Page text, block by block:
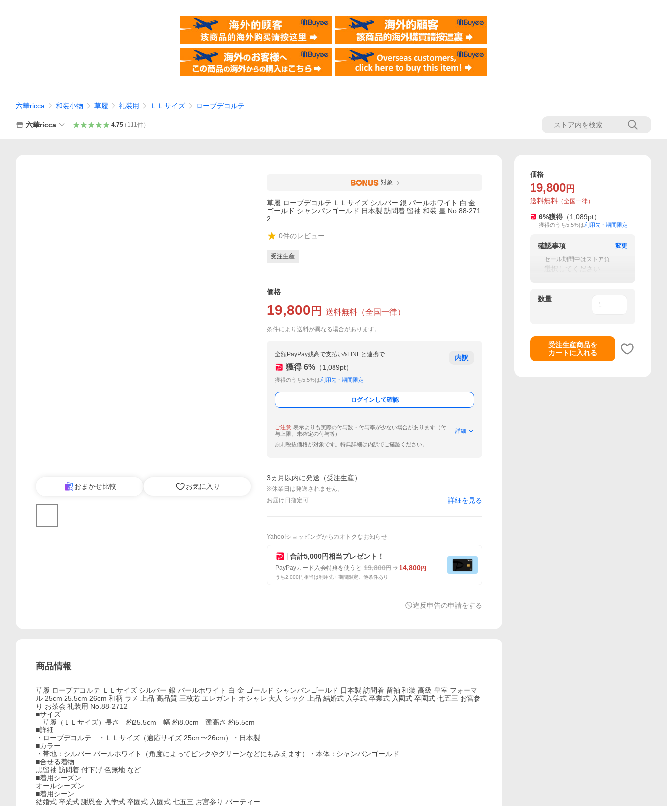
六華ricca 和装小物 草履 礼装用 ＬＬサイズ ローブデコルテ
六華ricca 4.75（ 111件）
おまかせ比較 お気に入り
対象
草履 ローブデコルテ ＬＬサイズ シルバー 銀 パールホワイト 白 金
ゴールド シャンパンゴールド 日本製 訪問着 留袖 和装 皇 No.88-271
2
0件のレビュー
受注生産
価格
19,800 円 送料無料 （全国一律）
条件により送料が異なる場合があります。
全額PayPay残高で支払い&LINEと連携で
獲得 6% （1,089pt）
獲得のうち5.5%は利用先・期間限定
内訳
ログインして確認
ご注意 表示よりも実際の付与数・付与率が少ない場合があります（付
与上限、未確定の付与等）
詳細
原則税抜価格が対象です。特典詳細は内訳でご確認ください。
3ヵ月以内に発送（受注生産）
※休業日は発送されません。
お届け日指定可
詳細を見る
Yahoo!ショッピングからのオトクなお知らせ
合計5,000円相当プレゼント！
PayPayカード入会特典を使うと 19,800円 14,800円
うち2,000円相当は利用先・期間限定。他条件あり
違反申告の申請をする
商品情報
草履 ローブデコルテ ＬＬサイズ シルバー 銀 パールホワイト 白 金 ゴールド シャンパンゴールド 日本製 訪問着 留袖 和装 高級 皇室 フォーマ
ル 25cm 25.5cm 26cm 和柄 ラメ 上品 高品質 三枚芯 エレガント オシャレ 大人 シック 上品 結婚式 入学式 卒業式 入園式 卒園式 七五三 お宮参
り お茶会 礼装用 No.88-2712
■サイズ
草履（ＬＬサイズ）長さ 約25.5cm 幅 約8.0cm 踵高さ 約5.5cm
■詳細
・ローブデコルテ ・ＬＬサイズ（適応サイズ 25cm〜26cm）・日本製
■カラー
・帯地：シルバー パールホワイト（角度によってピンクやグリーンなどにもみえます）・本体：シャンパンゴールド
■合せる着物
黒留袖 訪問着 付下げ 色無地 など
■着用シーズン
オールシーズン
■着用シーン
結婚式 卒業式 謝恩会 入学式 卒園式 入園式 七五三 お宮参り パーティー
価格
19,800 円
送料無料 （全国一律）
6%獲得 （1,089pt）
獲得のうち5.5%は利用先・期間限定
確認事項
変更
セール期間中はストア負担
のクーポン使用不可です。
選択してください
数量
受注生産商品を
カートに入れる